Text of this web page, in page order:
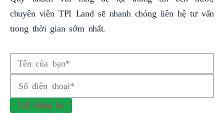
chuyên viên TPI Land sẽ nhanh chóng liên hệ tư vấn
trong thời gian sớm nhất.
Gửi thông tin